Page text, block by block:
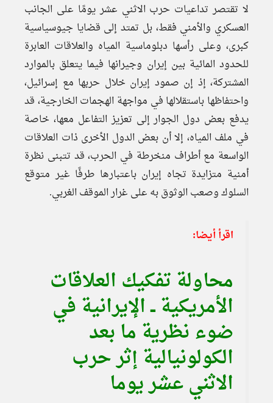
لا تقتصر تداعيات حرب الاثني عشر يومًا على الجانب
العسكري والأمني فقط، بل تمتد إلى قضايا جيوسياسية
كبرى، وعلى رأسها دبلوماسية المياه والعلاقات العابرة
للحدود المائية بين إيران وجيرانها فيما يتعلق بالموارد
المشتركة، إذ إن صمود إيران خلال حربها مع إسرائيل،
واحتفاظها باستقلالها في مواجهة الهجمات الخارجية، قد
يدفع بعض دول الجوار إلى تعزيز التفاعل معها، خاصة
في ملف المياه، إلا أن بعض الدول الأخرى ذات العلاقات
الواسعة مع أطراف منخرطة في الحرب، قد تتبنى نظرة
أمنية متزايدة تجاه إيران باعتبارها طرفًا غير متوقع
السلوك وصعب الوثوق به على غرار الموقف الغربي.
اقرأ أيضا:
محاولة تفكيك العلاقات
الأمريكية ــ الإيرانية في
ضوء نظرية ما بعد
الكولونيالية إثر حرب
الاثني عشر يوما